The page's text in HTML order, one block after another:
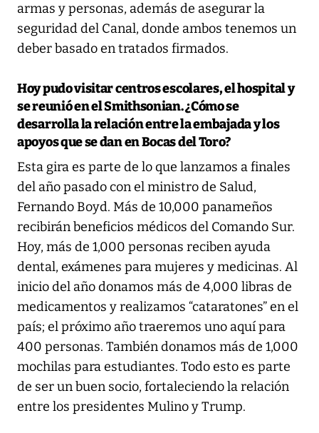
armas y personas, además de asegurar la
seguridad del Canal, donde ambos tenemos un
deber basado en tratados firmados.
Hoy pudo visitar centros escolares, el hospital y
se reunió en el Smithsonian. ¿Cómo se
desarrolla la relación entre la embajada y los
apoyos que se dan en Bocas del Toro?
Esta gira es parte de lo que lanzamos a finales
del año pasado con el ministro de Salud,
Fernando Boyd. Más de 10,000 panameños
recibirán beneficios médicos del Comando Sur.
Hoy, más de 1,000 personas reciben ayuda
dental, exámenes para mujeres y medicinas. Al
inicio del año donamos más de 4,000 libras de
medicamentos y realizamos “cataratones” en el
país; el próximo año traeremos uno aquí para
400 personas. También donamos más de 1,000
mochilas para estudiantes. Todo esto es parte
de ser un buen socio, fortaleciendo la relación
entre los presidentes Mulino y Trump.